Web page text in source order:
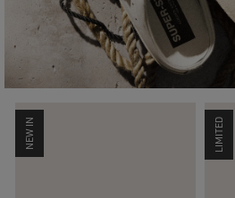
NEW IN LIMITED